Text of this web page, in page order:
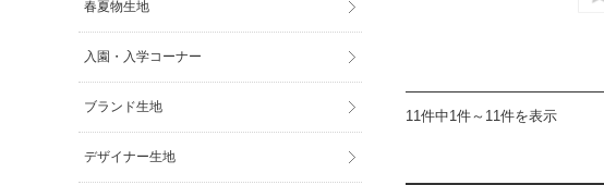
11件中1件～11件を表示
春夏物生地
入園・入学コーナー
ブランド生地
デザイナー生地